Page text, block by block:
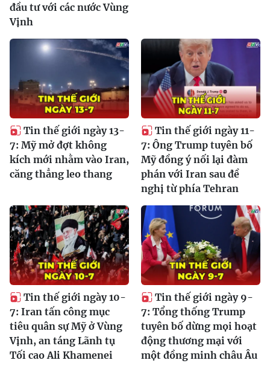
đầu tư với các nước Vùng
Vịnh
Tin thế giới ngày 13-
7: Mỹ mở đợt không
kích mới nhằm vào Iran,
căng thẳng leo thang
Tin thế giới ngày 11-
7: Ông Trump tuyên bố
Mỹ đồng ý nối lại đàm
phán với Iran sau đề
nghị từ phía Tehran
Tin thế giới ngày 10-
7: Iran tấn công mục
tiêu quân sự Mỹ ở Vùng
Vịnh, an táng Lãnh tụ
Tối cao Ali Khamenei
Tin thế giới ngày 9-
7: Tổng thống Trump
tuyên bố dừng mọi hoạt
động thương mại với
một đồng minh châu Âu